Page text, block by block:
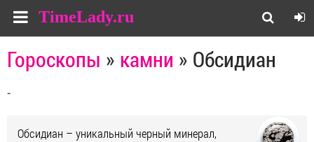
TimeLady.ru
Гороскопы » камни » Обсидиан
-
Обсидиан – уникальный черный минерал,